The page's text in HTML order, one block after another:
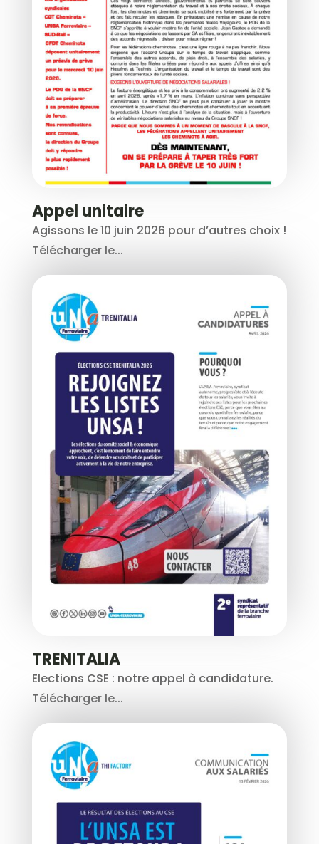
Appel unitaire
Agissons le 10 juin 2026 pour d’autres choix !
Télécharger le...
TRENITALIA
Elections CSE : notre appel à candidature.
Télécharger le...